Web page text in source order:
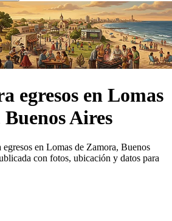
egresos en Lomas
Aires
en Lomas de Zamora, Buenos
con fotos, ubicación y datos para